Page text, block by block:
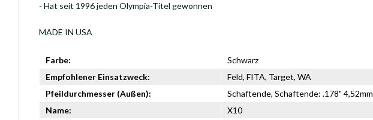
- Hat seit 1996 jeden Olympia-Titel gewonnen
MADE IN USA
Farbe:
Schwarz
Empfohlener Einsatzweck:
Feld, FITA, Target, WA
Pfeildurchmesser (Außen):
Schaftende, Schaftende: .178" 4,52mm
Name:
X10